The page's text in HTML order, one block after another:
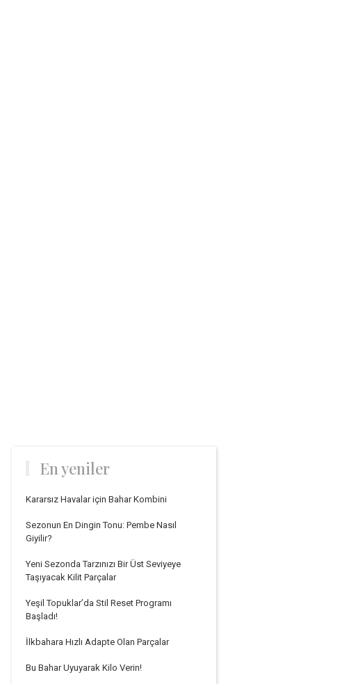
En yeniler
Kararsız Havalar için Bahar Kombini
Sezonun En Dingin Tonu: Pembe Nasıl
Giyilir?
Yeni Sezonda Tarzınızı Bir Üst Seviyeye
Taşıyacak Kilit Parçalar
Yeşil Topuklar’da Stil Reset Programı
Başladı!
İlkbahara Hızlı Adapte Olan Parçalar
Bu Bahar Uyuyarak Kilo Verin!